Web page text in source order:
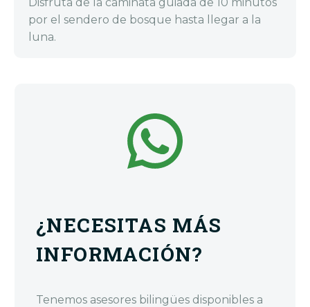
por el sendero de bosque hasta llegar a la
luna.
¿NECESITAS MÁS
INFORMACIÓN?
Tenemos asesores bilingües disponibles a